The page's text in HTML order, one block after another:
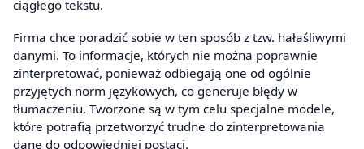
ciągłego tekstu.
Firma chce poradzić sobie w ten sposób z tzw. hałaśliwymi
danymi. To informacje, których nie można poprawnie
zinterpretować, ponieważ odbiegają one od ogólnie
przyjętych norm językowych, co generuje błędy w
tłumaczeniu. Tworzone są w tym celu specjalne modele,
które potrafią przetworzyć trudne do zinterpretowania
dane do odpowiedniej postaci.